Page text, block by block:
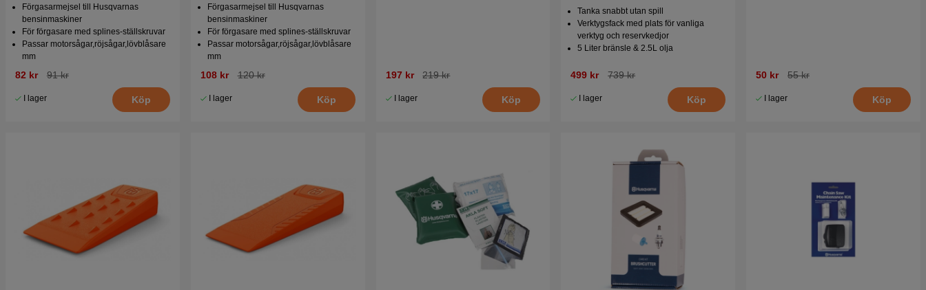
Förgasarmejsel till Husqvarnas
bensinmaskiner
För förgasare med splines-ställskruvar
Passar motorsågar,röjsågar,lövblåsare
mm
82 kr 91 kr
I lager Köp
Förgasarmejsel till Husqvarnas
bensinmaskiner
För förgasare med splines-ställskruvar
Passar motorsågar,röjsågar,lövblåsare
mm
108 kr 120 kr
I lager Köp
197 kr 219 kr
I lager Köp
Tanka snabbt utan spill
Verktygsfack med plats för vanliga
verktyg och reservkedjor
5 Liter bränsle & 2.5L olja
499 kr 739 kr
I lager Köp
50 kr 55 kr
I lager Köp